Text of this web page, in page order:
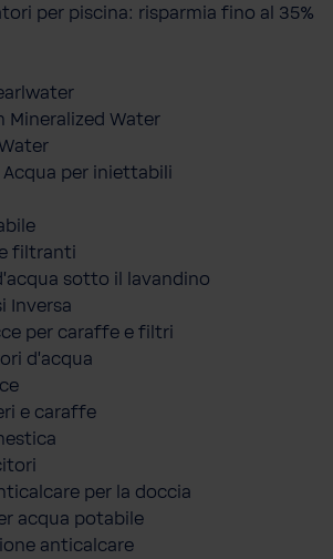
per piscina: risparmia fino al 35%
Mineralized Water
Acqua per iniettabili
filtranti
sotto il lavandino
Inversa
per caraffe e filtri
d'acqua
e caraffe
per la doccia
acqua potabile
anticalcare